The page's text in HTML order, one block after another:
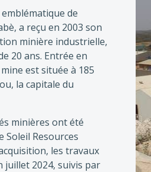
de
a reçu en 2003 son
minière industrielle,
20 ans. Entrée en
est située à 185
la capitale du
minières ont été
Soleil Resources
les travaux
juillet 2024, suivis par